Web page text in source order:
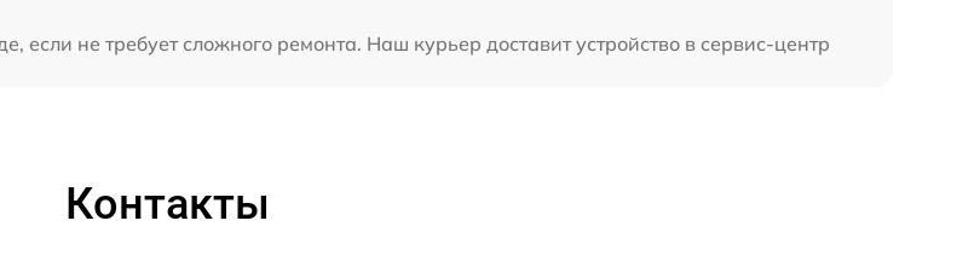
если не требует сложного ремонта. Наш курьер доставит устройство в сервис-центр
Контакты